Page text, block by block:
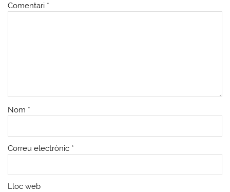
Comentari *
Nom *
Correu electrònic *
Lloc web